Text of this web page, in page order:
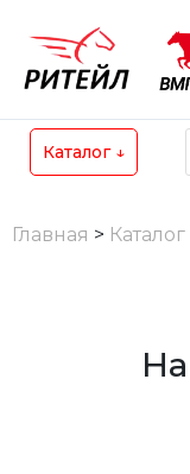
Skip
content
Каталог ↓
Главная > Каталог